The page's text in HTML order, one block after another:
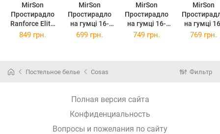
MirSon
Простирадло
Ranforce Elite
16-5803
MirSon
Простирадло
на гумці 16-
9000 Black
MirSon
Простирадло
на гумці 16-
9000 Black
MirSon
на гумці 16-
9000 Black
849 грн. 699 грн. 749 грн. 769 грн.
Постельное белье Cosas Фильтр
Полная версия сайта
Конфиденциальность
Вопросы и пожелания по сайту